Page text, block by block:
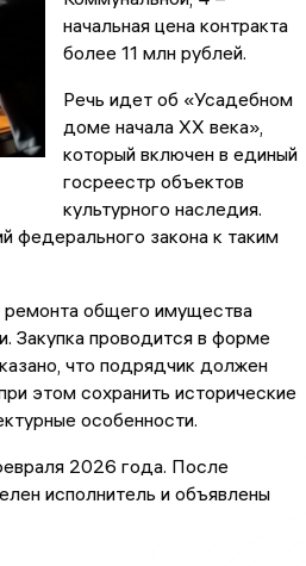
начальная цена контракта
более 11 млн рублей.
Речь идет об «Усадебном
доме начала XX века»,
который включен в единый
госреестр объектов
культурного наследия.
федерального закона к таким
ремонта общего имущества
Закупка проводится в форме
что подрядчик должен
этом сохранить исторические
особенности.
2026 года. После
исполнитель и объявлены